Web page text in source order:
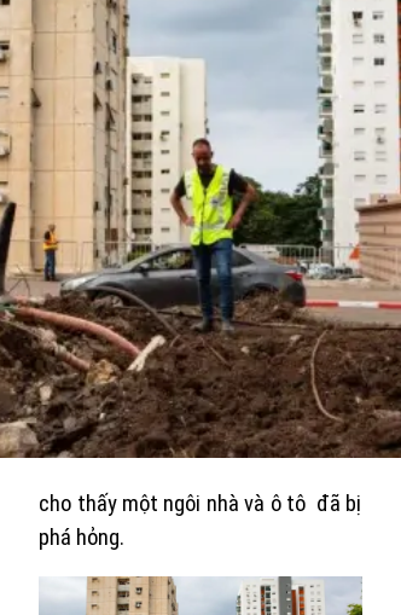
cho thấy một ngôi nhà và ô tô đã bị
phá hỏng.